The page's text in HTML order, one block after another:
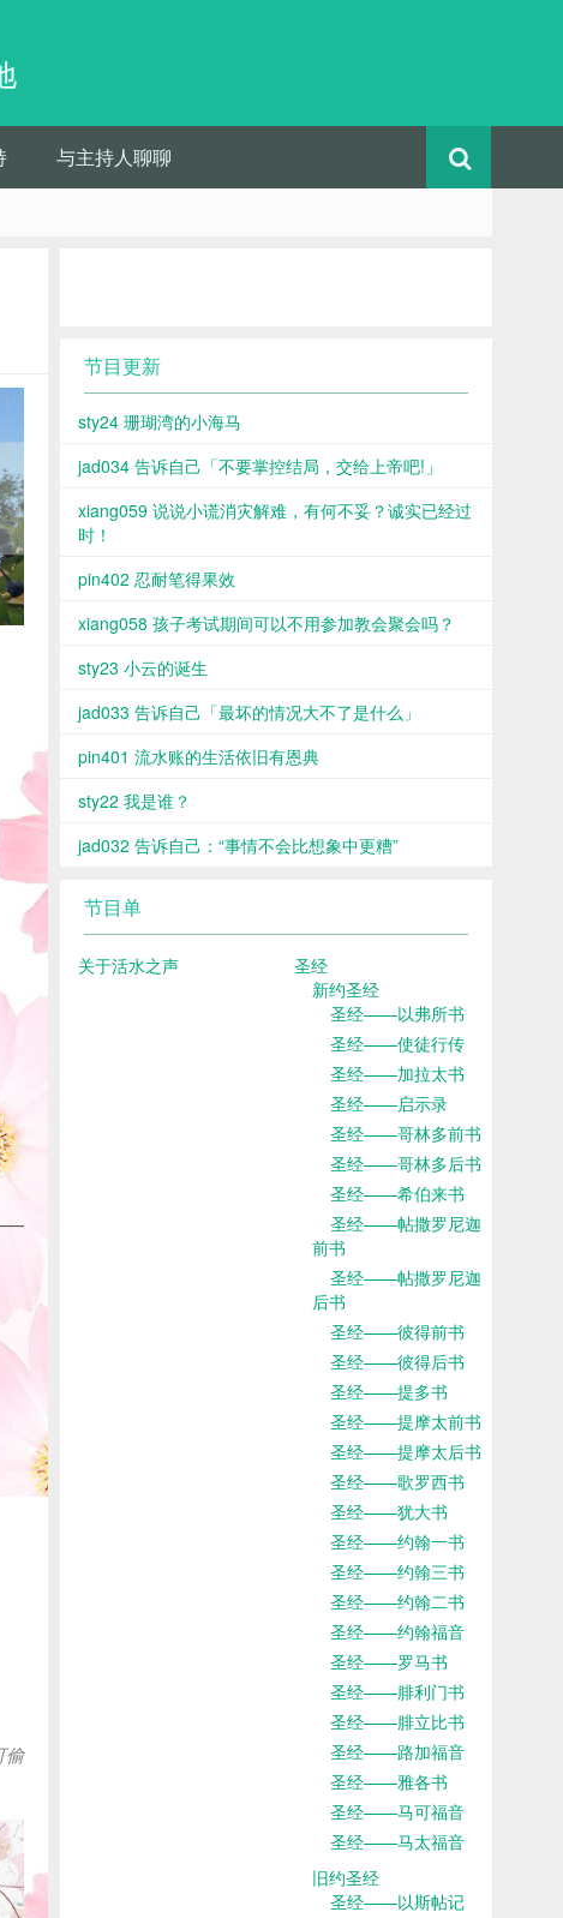
与主持人聊聊
偷
节目更新
sty24 珊瑚湾的小海马
jad034 告诉自己「不要掌控结局，交给上帝吧!」
xiang059 说说小谎消灾解难，有何不妥？诚实已经过
时！
pin402 忍耐笔得果效
xiang058 孩子考试期间可以不用参加教会聚会吗？
sty23 小云的诞生
jad033 告诉自己「最坏的情况大不了是什么」
pin401 流水账的生活依旧有恩典
sty22 我是谁？
jad032 告诉自己：“事情不会比想象中更糟”
节目单
关于活水之声
圣经
新约圣经
圣经——以弗所书
圣经——使徒行传
圣经——加拉太书
圣经——启示录
圣经——哥林多前书
圣经——哥林多后书
圣经——希伯来书
圣经——帖撒罗尼迦
前书
圣经——帖撒罗尼迦
后书
圣经——彼得前书
圣经——彼得后书
圣经——提多书
圣经——提摩太前书
圣经——提摩太后书
圣经——歌罗西书
圣经——犹大书
圣经——约翰一书
圣经——约翰三书
圣经——约翰二书
圣经——约翰福音
圣经——罗马书
圣经——腓利门书
圣经——腓立比书
圣经——路加福音
圣经——雅各书
圣经——马可福音
圣经——马太福音
旧约圣经
圣经——以斯帖记